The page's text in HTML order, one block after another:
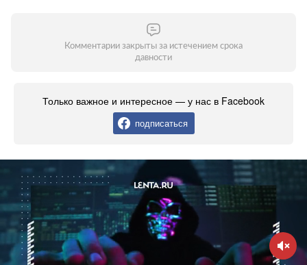
Комментарии закрыты за истечением срока
давности
Только важное и интересное — у нас в Facebook
подписаться